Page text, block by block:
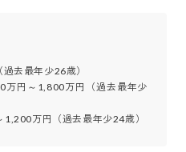
去最年少26歳）
円～1,800万円（過去最年少
万円（過去最年少24歳）